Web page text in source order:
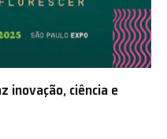
inovação, ciência e